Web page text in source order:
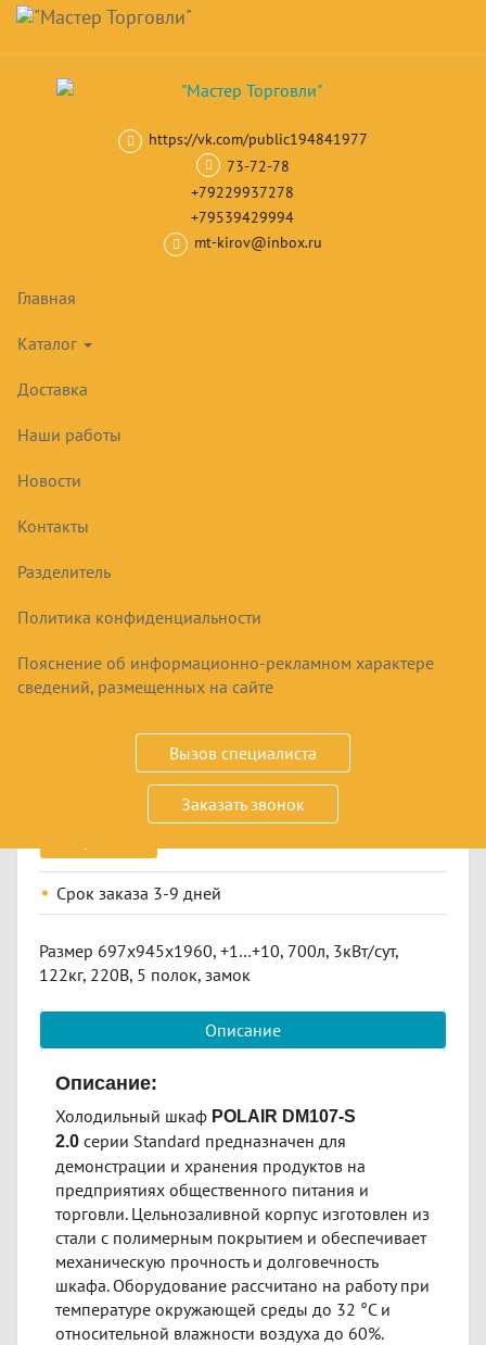
Skip
main
content
Навигация
https://vk.com/public194841977
73-72-78
+79229937278
+79539429994
mt-kirov@inbox.ru
Главная
Каталог
Доставка
Наши работы
Новости
Контакты
Разделитель
Политика конфиденциальности
Пояснение об информационно-рекламном характере
сведений, размещенных на сайте
Вызов специалиста
Заказать звонок
Корзина товар(ов)
Шкафы и столы холодильные
ШКАФ ХОЛОДИЛЬНЫЙ POLAIR DM107-S
ВЕРСИИ 2.0
Срок заказа 3-9 дней
Размер 697х945х1960, +1…+10, 700л, 3кВт/сут,
122кг, 220В, 5 полок, замок
Описание
Описание:
Холодильный шкаф POLAIR DM107-S
2.0 серии Standard предназначен для
демонстрации и хранения продуктов на
предприятиях общественного питания и
торговли. Цельнозаливной корпус изготовлен из
стали с полимерным покрытием и обеспечивает
механическую прочность и долговечность
шкафа. Оборудование рассчитано на работу при
температуре окружающей среды до 32 °С и
относительной влажности воздуха до 60%.